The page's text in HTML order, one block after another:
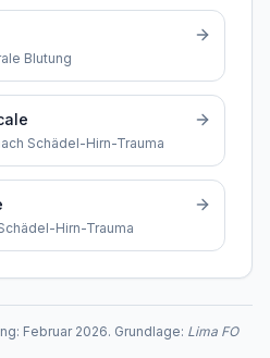
Blutung
Schädel-Hirn-Trauma
Hirn-Trauma
Februar 2026. Grundlage: Lima FO